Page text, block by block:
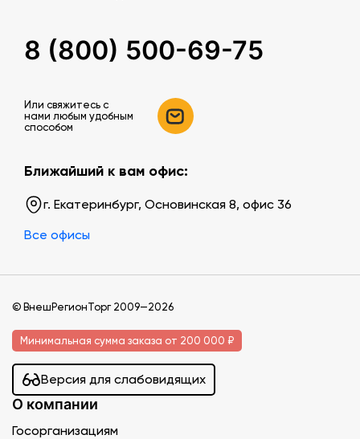
8 (800) 500-69-75
Или свяжитесь c
нами любым удобным
способом
Ближайший к вам офис:
г. Екатеринбург, Основинская 8, офис 36
Все офисы
© ВнешРегионТорг 2009—2026
Минимальная сумма заказа от 200 000 ₽
Версия для слабовидящих
О компании
Госорганизациям